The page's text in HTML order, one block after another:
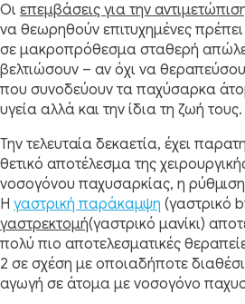
Οι επεμβάσεις για την
να θεωρηθούν επιτυχημένες
σε μακροπρόθεσμα σταθερή
βελτιώσουν – αν όχι να
που συνοδεύουν τα παχύσαρκα
υγεία αλλά και την ίδια τη ζωή τους.
Την τελευταία δεκαετία, έχει
θετικό αποτέλεσμα της
νοσογόνου παχυσαρκίας, η
Η γαστρική παράκαμψη (γαστρικό
γαστρεκτομή(γαστρικό μανίκι)
πολύ πιο αποτελεσματικές
2 σε σχέση με οποιαδήποτε
αγωγή σε άτομα με νοσογόνο